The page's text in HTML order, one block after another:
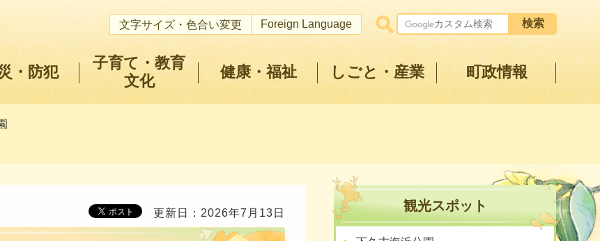
文字サイズ・色合い変更 Foreign Language
・防犯
子育て・教育
文化
健康・福祉 しごと・産業 町政情報
更新日：2026年7月13日 観光スポット